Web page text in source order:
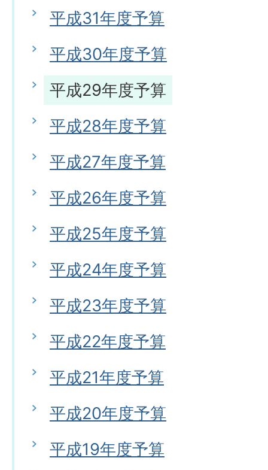
平成31年度予算
平成30年度予算
平成29年度予算
平成28年度予算
平成27年度予算
平成26年度予算
平成25年度予算
平成24年度予算
平成23年度予算
平成22年度予算
平成21年度予算
平成20年度予算
平成19年度予算